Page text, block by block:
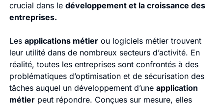
crucial dans le développement et la croissance des
entreprises.
Les applications métierou logiciels métier trouvent
leur utilité dans de nombreux secteurs d’activité. En
réalité, toutes les entreprises sont confrontés à des
problématiques d’optimisation et de sécurisation des
tâches auquel un développement d’une application
métierpeut répondre. Conçues sur mesure, elles